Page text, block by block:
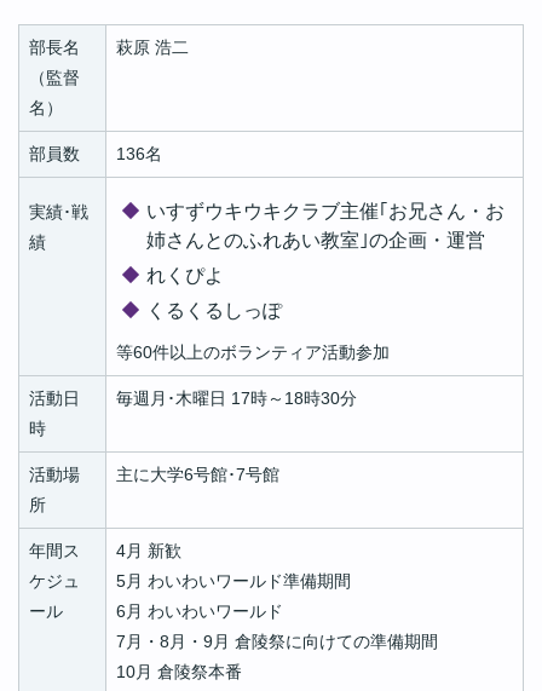
部長名
（監督
名）
萩原 浩二
部員数 136名
実績･戦
績
いすずウキウキクラブ主催｢お兄さん・お
姉さんとのふれあい教室｣の企画・運営
れくぴよ
くるくるしっぽ
等60件以上のボランティア活動参加
活動日
時
毎週月･木曜日 17時～18時30分
活動場
所
主に大学6号館･7号館
年間ス
ケジュ
ール
4月 新歓
5月 わいわいワールド準備期間
6月 わいわいワールド
7月・8月・9月 倉陵祭に向けての準備期間
10月 倉陵祭本番